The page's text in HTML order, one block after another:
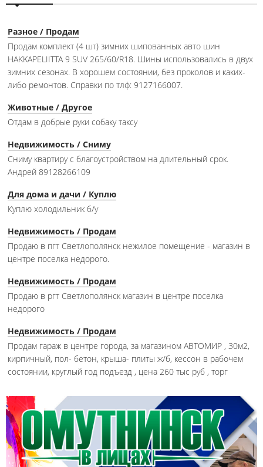
Разное / Продам
Продам комплект (4 шт) зимних шипованных авто шин
HAKKAPELIITTA 9 SUV 265/60/R18. Шины использовались в двух
зимних сезонах. В хорошем состоянии, без проколов и каких-
либо ремонтов. Справки по тлф: 9127166007.
Животные / Другое
Отдам в добрые руки собаку таксу
Недвижимость / Сниму
Сниму квартиру с благоустройством на длительный срок.
Андрей 89128266109
Для дома и дачи / Куплю
Куплю холодильник б/у
Недвижимость / Продам
Продаю в пгт Светлополянск нежилое помещение - магазин в
центре поселка недорого.
Недвижимость / Продам
Продаю в ргт Светлополянск магазин в центре поселка
недорого
Недвижимость / Продам
Продам гараж в центре города, за магазином АВТОМИР , 30м2,
кирпичный, пол- бетон, крыша- плиты ж/б, кессон в рабочем
состоянии, круглый год подъезд , цена 260 тыс руб , торг